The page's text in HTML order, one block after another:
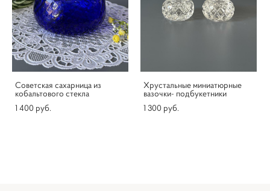
Советская сахарница из
кобальтового стекла
1 400 pуб.
Хрустальные миниатюрные
вазочки- подбукетники
1 300 pуб.